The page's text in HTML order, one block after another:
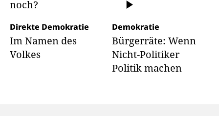
noch?
Direkte Demokratie
Im Namen des
Volkes
Demokratie
Bürgerräte: Wenn
Nicht-Politiker
Politik machen